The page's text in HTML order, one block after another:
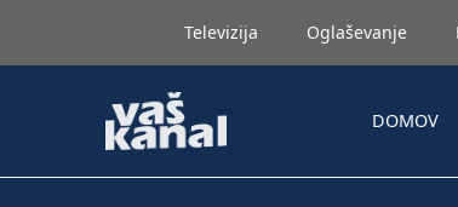
Televizija Oglaševanje
DOMOV